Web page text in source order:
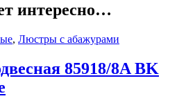
интересно…
, Люстры с абажурами
85918/8A BK